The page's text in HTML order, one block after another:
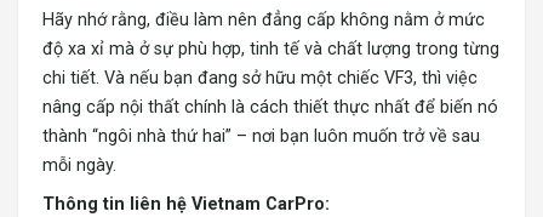
Hãy nhớ rằng, điều làm nên đẳng cấp không nằm ở mức
độ xa xỉ mà ở sự phù hợp, tinh tế và chất lượng trong từng
chi tiết. Và nếu bạn đang sở hữu một chiếc VF3, thì việc
nâng cấp nội thất chính là cách thiết thực nhất để biến nó
thành “ngôi nhà thứ hai” – nơi bạn luôn muốn trở về sau
mỗi ngày.
Thông tin liên hệ Vietnam CarPro: